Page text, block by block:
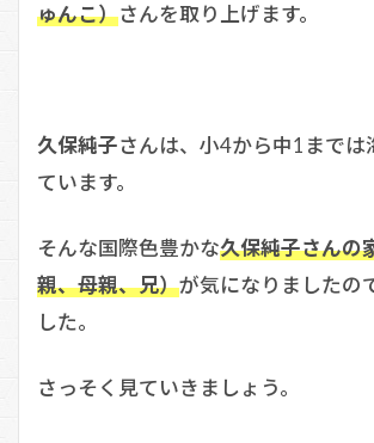
ゅんこ）さんを取り上げます。
久保純子さんは、小4から中1までは
ています。
そんな国際色豊かな久保純子さんの
親、母親、兄）が気になりましたの
した。
さっそく見ていきましょう。